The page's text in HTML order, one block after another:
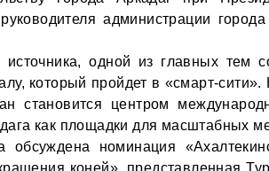
администрации
одной из главных тем
который пройдет в «смарт-
становится центром
как площадки для масштабных
обсуждена номинация
коней», представленная